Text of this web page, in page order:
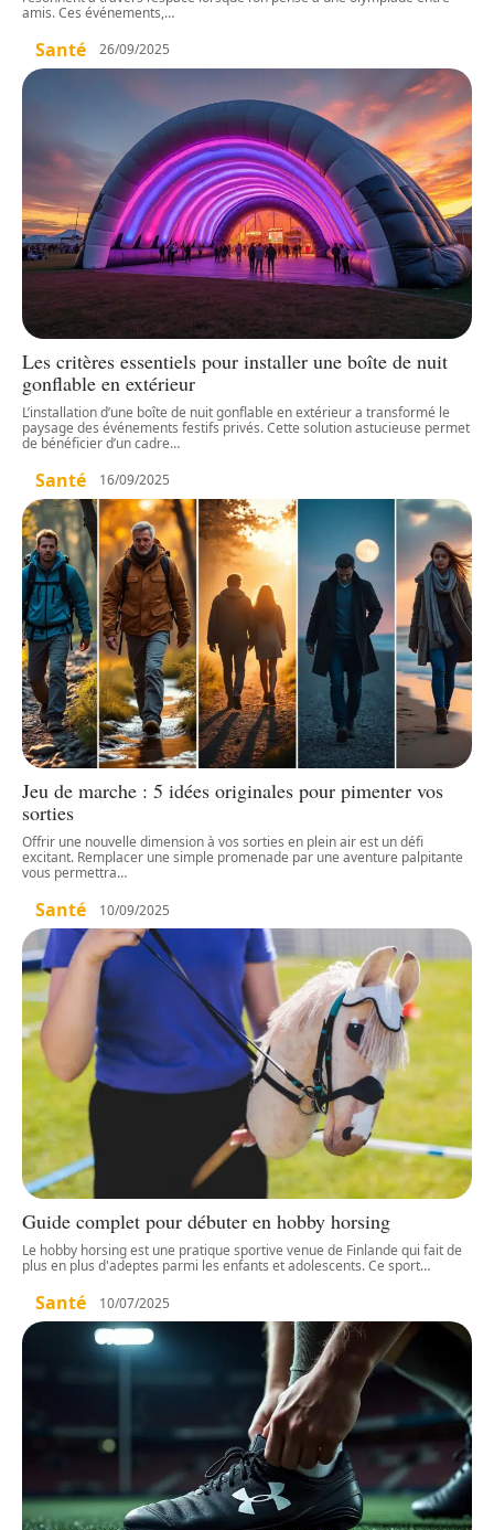
amis. Ces événements,…
Santé 26/09/2025
Les critères essentiels pour installer une boîte de nuit
gonflable en extérieur
L’installation d’une boîte de nuit gonflable en extérieur a transformé le
paysage des événements festifs privés. Cette solution astucieuse permet
de bénéficier d’un cadre…
Santé 16/09/2025
Jeu de marche : 5 idées originales pour pimenter vos
sorties
Offrir une nouvelle dimension à vos sorties en plein air est un défi
excitant. Remplacer une simple promenade par une aventure palpitante
vous permettra…
Santé 10/09/2025
Guide complet pour débuter en hobby horsing
Le hobby horsing est une pratique sportive venue de Finlande qui fait de
plus en plus d'adeptes parmi les enfants et adolescents. Ce sport…
Santé 10/07/2025